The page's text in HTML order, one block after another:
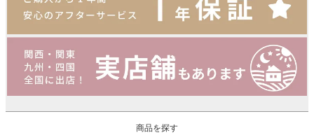
商品を探す